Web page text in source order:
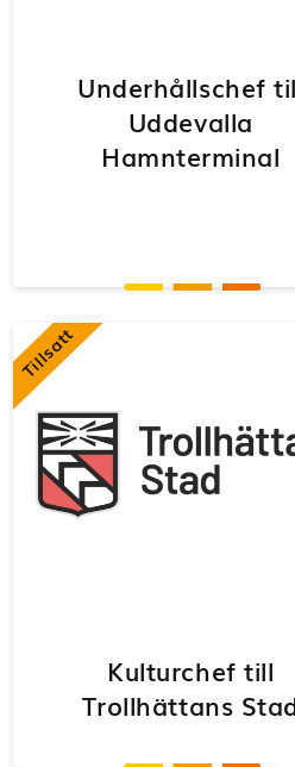
Underhållschef
Uddevalla
Hamnterminal
Kulturchef till
Trollhättans
Tillsatt